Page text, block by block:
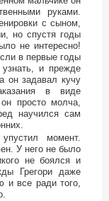
руками.
с сыном,
но спустя годы
не интересно!
в первые годы
узнать, и прежде
он задавал кучу
в виде
просто молча,
научился сам
момент.
У него не было
не боялся и
Грегори даже
и все ради того,